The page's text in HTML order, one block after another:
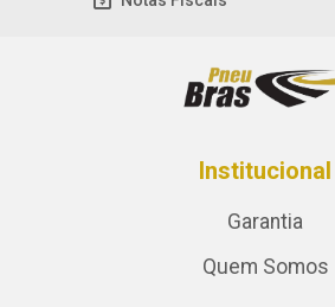
Institucional
Garantia
Quem Somos